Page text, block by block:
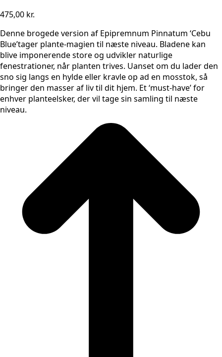
475,00 kr.
Denne brogede version af Epipremnum Pinnatum ‘Cebu
Blue’tager plante-magien til næste niveau. Bladene kan
blive imponerende store og udvikler naturlige
fenestrationer, når planten trives. Uanset om du lader den
sno sig langs en hylde eller kravle op ad en mosstok, så
bringer den masser af liv til dit hjem. Et ‘must-have’ for
enhver planteelsker, der vil tage sin samling til næste
niveau.